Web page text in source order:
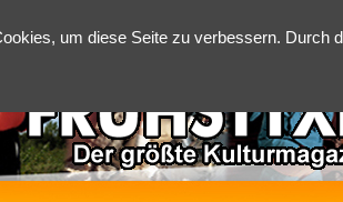
um diese Seite zu verbessern.